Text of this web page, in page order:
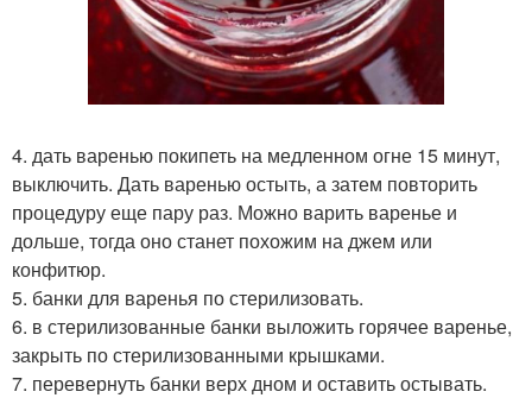
4. дать варенью покипеть на медленном огне 15 минут,
выключить. Дать варенью остыть, а затем повторить
процедуру еще пару раз. Можно варить варенье и
дольше, тогда оно станет похожим на джем или
конфитюр.
5. банки для варенья по стерилизовать.
6. в стерилизованные банки выложить горячее варенье,
закрыть по стерилизованными крышками.
7. перевернуть банки верх дном и оставить остывать.